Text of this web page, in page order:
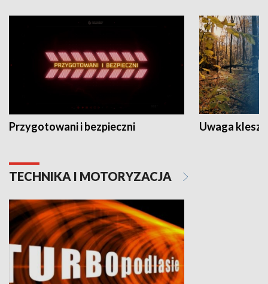
Przygotowani i bezpieczni Uwaga
TECHNIKA I MOTORYZACJA